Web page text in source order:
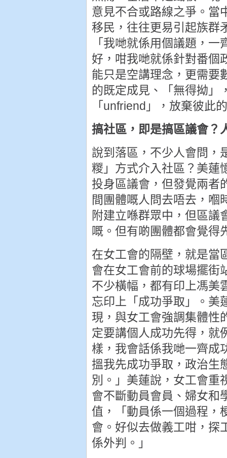
意見不合或路線之爭。當
移民，往往更易引起族群
「我哋就係用個議題，
好，咁我哋就係針對番個
能只是空講理念，更需要
的既定成見、「無得拗」
「unfriend」，放棄彼此
搞社區，即是搞區議會？
說到落區，不少人會問，
糉」方式介入社區？美蓮
投身區議會，但發覺兩者
間團體嘅人問去唔去，嗰
附建立喺群眾中，但區議
嘅。但有啲團體都會覺得
在女工會的隔壁，就是當
會在女工會前的球場擺街
不少橫幅，都有印上馮美
忘印上「成功爭取」。美
現，與女工會強調集體性
定要講個人成功先得，就
樣，我會話係我哋一齊成
搵我先成功爭取，政治生
別。」美蓮說，女工會重
會不斷動員會員、婦女和
值，「動員係一個過程，
會。好似去做義工咁，探
係外判。」